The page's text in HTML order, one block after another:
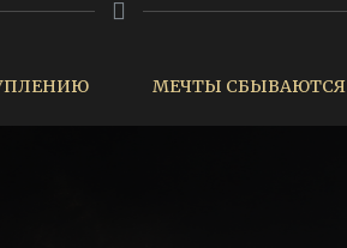
МЕЧТЫ СБЫВАЮТСЯ